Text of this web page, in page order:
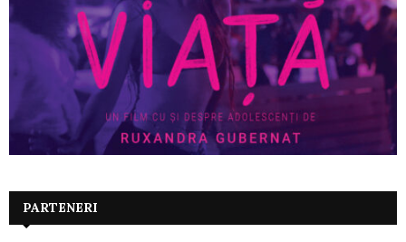
PARTENERI